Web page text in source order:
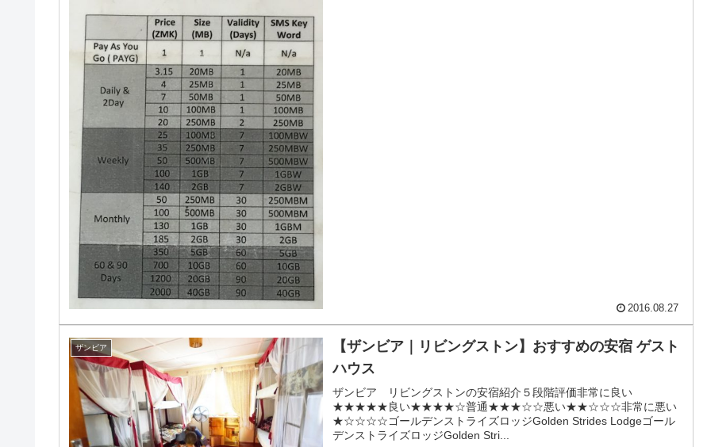
2016.08.27
ザンビア
【ザンビア｜リビングストン】おすすめの安宿 ゲスト
ハウス
ザンビア リビングストンの安宿紹介５段階評価非常に良い
★★★★★良い★★★★☆普通★★★☆☆悪い★★☆☆☆非常に悪い
★☆☆☆☆ゴールデンストライズロッジGolden Strides Lodgeゴール
デンストライズロッジGolden Stri...